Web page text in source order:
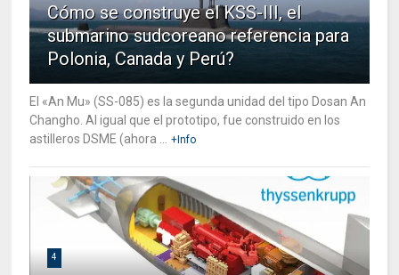
Cómo se construye el KSS-III, el
submarino sudcoreano referencia para
Polonia, Canada y Perú?
El «An Mu» (SS-085) es la segunda unidad del tipo Dosan An
Changho. Al igual que el prototipo, fue construido en los
astilleros DSME (ahora ...
+Info
4